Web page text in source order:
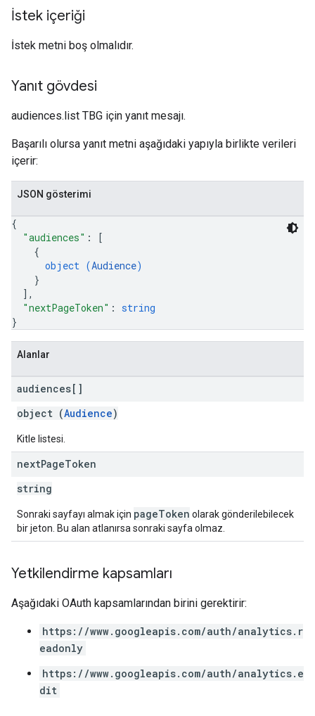
İstek içeriği
İstek metni boş olmalıdır.
Yanıt gövdesi
audiences.list TBG için yanıt mesajı.
Başarılı olursa yanıt metni aşağıdaki yapıyla birlikte verileri
içerir:
JSON gösterimi
{
"audiences" :
[
{
object (Audience)
}
] ,
"nextPageToken" : string
}
Alanlar
audiences[]
object (Audience)
Kitle listesi.
nextPageToken
string
Sonraki sayfayı almak için pageToken olarak gönderilebilecek
bir jeton. Bu alan atlanırsa sonraki sayfa olmaz.
Yetkilendirme kapsamları
Aşağıdaki OAuth kapsamlarından birini gerektirir:
https://www.googleapis.com/auth/analytics.r
eadonly
https://www.googleapis.com/auth/analytics.e
dit